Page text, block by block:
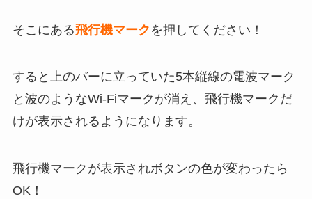
そこにある飛行機マーク を押してください！
すると上のバーに立っていた5本縦線の電波マーク
と波のようなWi-Fiマークが消え、飛行機マークだ
けが表示されるようになります。
飛行機マークが表示されボタンの色が変わったら
OK！